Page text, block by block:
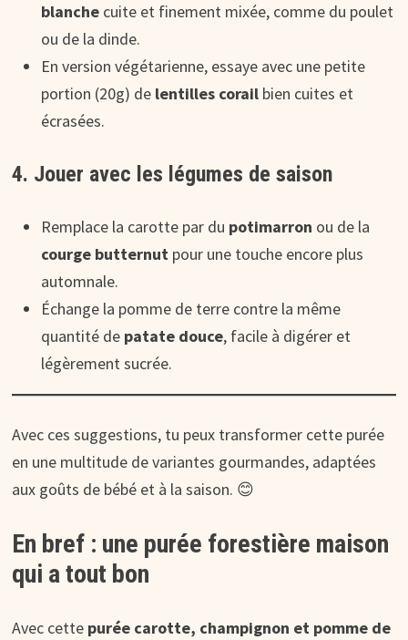
blanchecuite et finement mixée, comme du poulet
ou de la dinde.
En version végétarienne, essaye avec une petite
portion (20g) de lentilles corailbien cuites et
écrasées.
4. Jouer avec les légumes de saison
Remplace la carotte par du potimarron ou de la
courge butternutpour une touche encore plus
automnale.
Échange la pomme de terre contre la même
quantité de patate douce, facile à digérer et
légèrement sucrée.
Avec ces suggestions, tu peux transformer cette purée
en une multitude de variantes gourmandes, adaptées
aux goûts de bébé et à la saison. 😊
En bref : une purée forestière maison
qui a tout bon
Avec cette purée carotte, champignon et pomme de